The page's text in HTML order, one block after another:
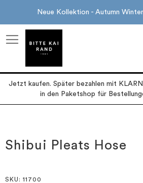
Neue Kollektion - Autumn
Jetzt kaufen. Später bezahlen mit
in den Paketshop für
der
Bildgalerie
der
Bildgalerie
Shibui Pleats Hose
SKU : 11700